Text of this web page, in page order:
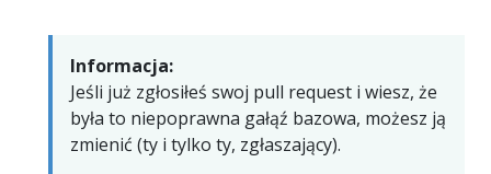
Informacja:
Jeśli już zgłosiłeś swoj pull request i wiesz, że
była to niepoprawna gałąź bazowa, możesz ją
zmienić (ty i tylko ty, zgłaszający).